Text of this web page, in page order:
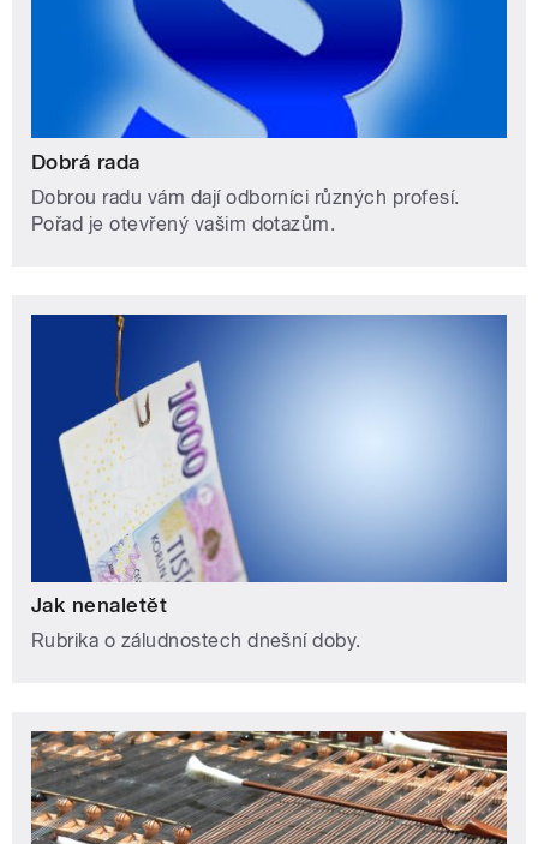
Dobrá rada
Dobrou radu vám dají odborníci různých profesí.
Pořad je otevřený vašim dotazům.
Jak nenaletět
Rubrika o záludnostech dnešní doby.